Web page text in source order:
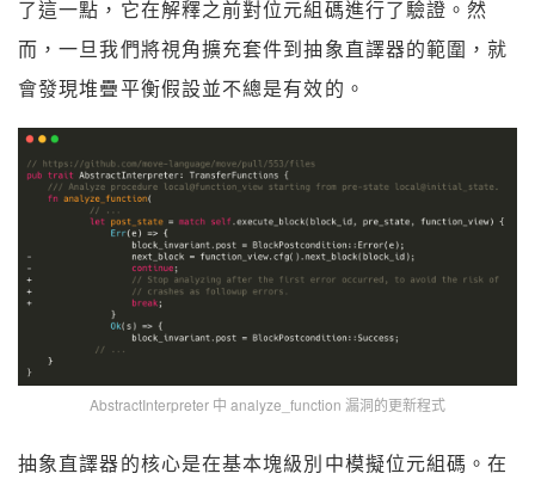
了這一點，它在解釋之前對位元組碼進行了驗證。然
而，一旦我們將視角擴充套件到抽象直譯器的範圍，就
會發現堆疊平衡假設並不總是有效的。
AbstractInterpreter 中 analyze_function 漏洞的更新程式
抽象直譯器的核心是在基本塊級別中模擬位元組碼。在